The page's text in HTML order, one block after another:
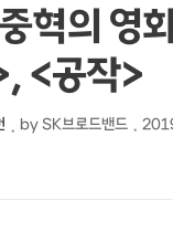
혁의 영
<공작>
by SK브로드밴드